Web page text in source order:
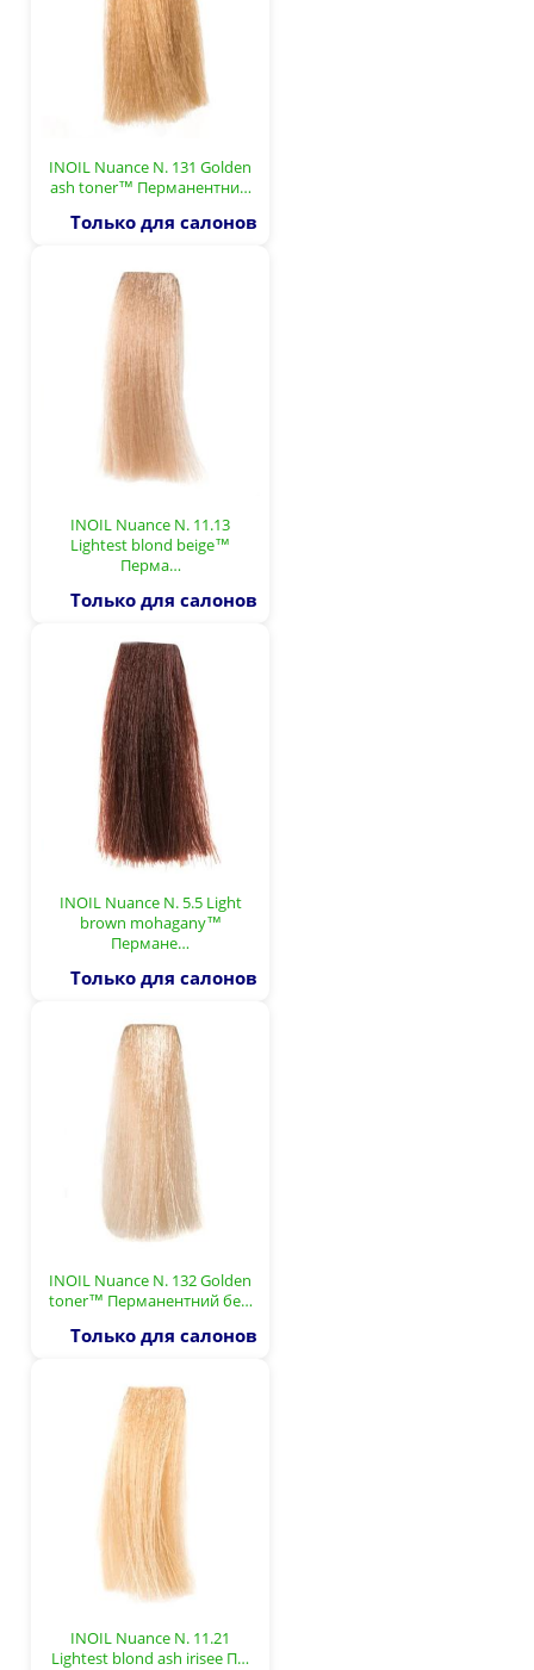
INOIL Nuance N. 131 Golden
ash toner™ Перманентни…
Только для салонов
INOIL Nuance N. 11.13
Lightest blond beige™
Перма…
Только для салонов
INOIL Nuance N. 5.5 Light
brown mohagany™
Пермане…
Только для салонов
INOIL Nuance N. 132 Golden
toner™ Перманентний бе…
Только для салонов
INOIL Nuance N. 11.21
Lightest blond ash irisee П…